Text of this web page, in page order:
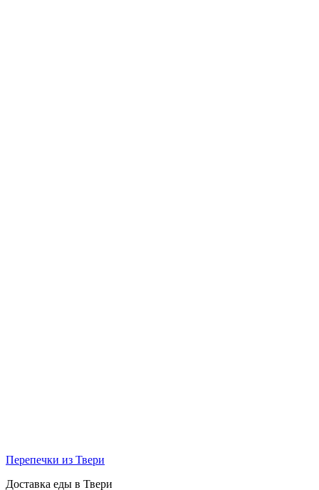
Перепечки из Твери
Доставка еды в Твери